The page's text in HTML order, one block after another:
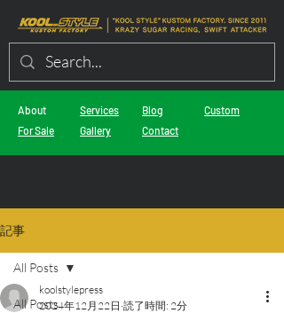
About
For Sale
Services
Gallery
Blog
Contact
Custom
記事
All Posts
All Posts
koolstylepress
2024年12月22日 読了時間: 2分